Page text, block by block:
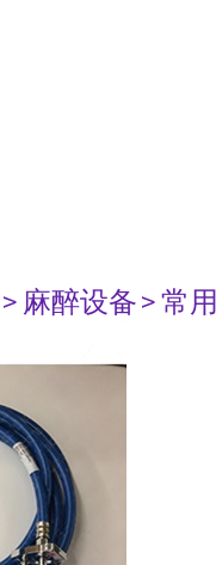
> 麻醉设备> 常